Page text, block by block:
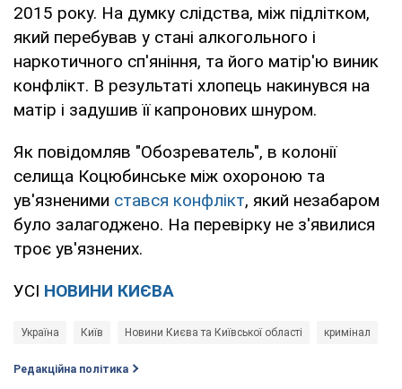
2015 року. На думку слідства, між підлітком,
який перебував у стані алкогольного і
наркотичного сп'яніння, та його матір'ю виник
конфлікт. В результаті хлопець накинувся на
матір і задушив її капронових шнуром.
Як повідомляв "Обозреватель", в колонії
селища Коцюбинське між охороною та
ув'язненими стався конфлікт, який незабаром
було залагоджено. На перевірку не з'явилися
троє ув'язнених.
УСІ НОВИНИ КИЄВА
Україна Київ Новини Києва та Київської області кримінал
Редакційна політика